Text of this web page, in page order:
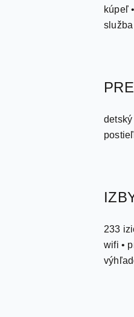
kúpeľ
služba
detský
233
wifi •